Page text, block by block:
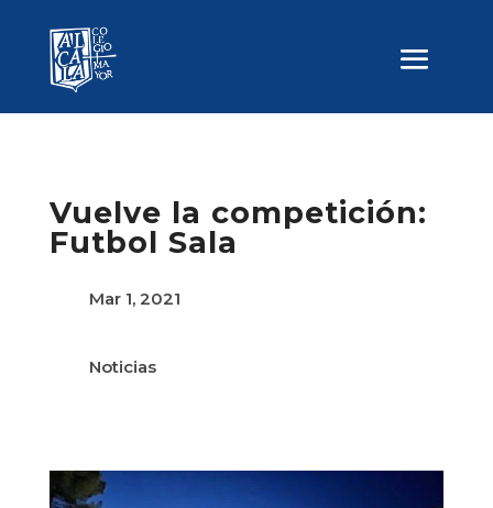
Vuelve la competición:
Futbol Sala
Mar 1, 2021
Noticias